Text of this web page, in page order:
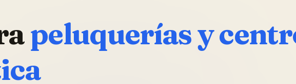
peluquerías y